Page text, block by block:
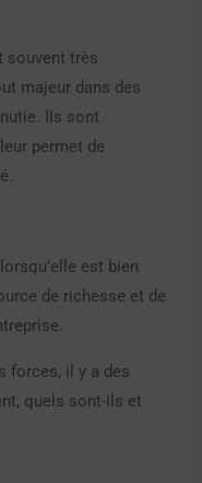
souvent très
majeur dans des
Ils sont
permet de
est bien
de richesse et de
forces, il y a des
quels sont-ils et